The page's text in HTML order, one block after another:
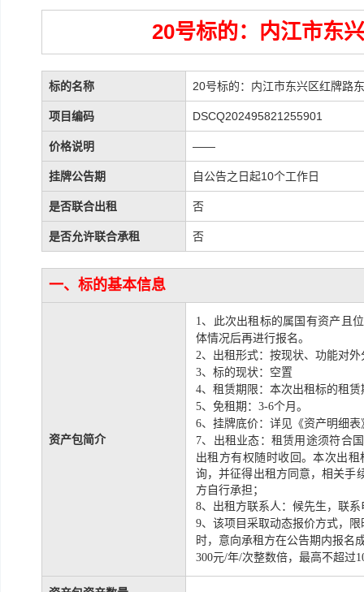
20号标的：内江市东
标的名称 20号标的：内江市东兴区红牌路
项目编码 DSCQ202495821255901
价格说明 ——
挂牌公告期 自公告之日起10个工作日
是否联合出租 否
是否允许联合承租 否
一、标的基本信息
资产包简介
1、此次出租标的属国有资产且
体情况后再进行报名。
2、出租形式：按现状、功能对
3、标的现状：空置
4、租赁期限：本次出租标的租赁
5、免租期： 3-6个月。
6、挂牌底价：详见《资产明细表
7、 出租业态：租赁用途须符合
出租方有权随时收回。本次出
询，并征得出租方同意，相关手
方自行承担；
8、出租方联系人：候先生，联系
9、该项目采取动态报价方式，
时，意向承租方在公告期内报名
300元/年/次整数倍，最高不超过